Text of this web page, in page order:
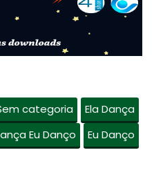
categoria
Ela Dança
Eu Danço
Eu Danço